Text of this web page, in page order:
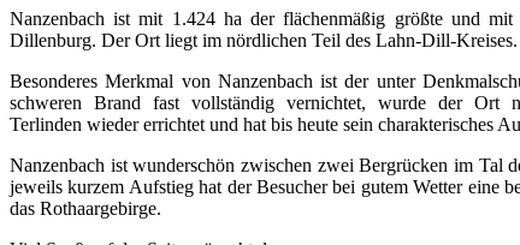
Nanzenbach ist mit 1.424 ha der flächenmäßig größte und
Dillenburg. Der Ort liegt im nördlichen Teil des Lahn-Dill-Kreises.
Besonderes Merkmal von Nanzenbach ist der unter
schweren Brand fast vollständig vernichtet, wurde der Ort
Terlinden wieder errichtet und hat bis heute sein charakterisches
Nanzenbach ist wunderschön zwischen zwei Bergrücken im Tal
jeweils kurzem Aufstieg hat der Besucher bei gutem Wetter eine
das Rothaargebirge.